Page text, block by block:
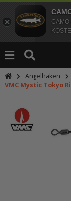
Angelhaken
VMC Mystic Tokyo